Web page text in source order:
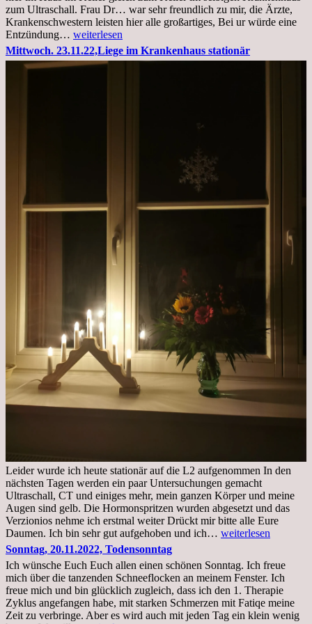
zum Ultraschall. Frau Dr… war sehr freundlich zu mir, die Ärzte,
Krankenschwestern leisten hier alle großartiges, Bei ur würde eine
Entzündung… Freitag,
25.11.2022
Kleines
weiterlesen
Mittwoch. 23.11.22,Liege im Krankenhaus stationär
Leider wurde ich heute stationär auf die L2 aufgenommen In den
nächsten Tagen werden ein paar Untersuchungen gemacht
Ultraschall, CT und einiges mehr, mein ganzen Körper und meine
Augen sind gelb. Die Hormonspritzen wurden abgesetzt und das
Verzionios nehme ich erstmal weiter Drückt mir bitte alle Eure
Daumen. Ich bin sehr gut aufgehoben und ich… Mittwoch.
Krankenhaus
stationär
weiterlesen
Sonntag, 20.11.2022, Todensonntag
Ich wünsche Euch Euch allen einen schönen Sonntag. Ich freue
mich über die tanzenden Schneeflocken an meinem Fenster. Ich
freue mich und bin glücklich zugleich, dass ich den 1. Therapie
Zyklus angefangen habe, mit starken Schmerzen mit Fatiqe meine
Zeit zu verbringe. Aber es wird auch mit jeden Tag ein klein wenig